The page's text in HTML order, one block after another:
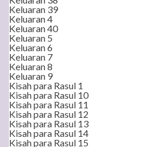
Keluaran 39
Keluaran 4
Keluaran 40
Keluaran 5
Keluaran 6
Keluaran 7
Keluaran 8
Keluaran 9
Kisah para Rasul 1
Kisah para Rasul 10
Kisah para Rasul 11
Kisah para Rasul 12
Kisah para Rasul 13
Kisah para Rasul 14
Kisah para Rasul 15